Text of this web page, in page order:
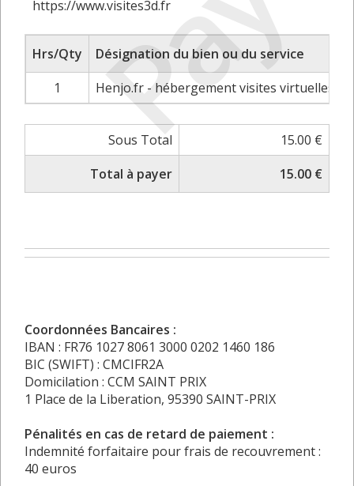
https://www.visites3d.fr
Hrs/Qty
Désignation du bien ou du service
1
Henjo.fr - hébergement visites virtuelles -
Sous Total
15.00 €
Total à payer
15.00 €
Coordonnées Bancaires :
IBAN : FR76 1027 8061 3000 0202 1460 186
BIC (SWIFT) : CMCIFR2A
Domicilation : CCM SAINT PRIX
1 Place de la Liberation, 95390 SAINT-PRIX
Pénalités en cas de retard de paiement :
Indemnité forfaitaire pour frais de recouvrement :
40 euros